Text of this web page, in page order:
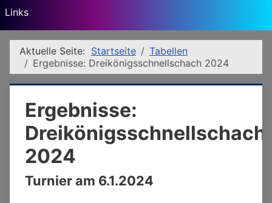
Links
Aktuelle Seite: Startseite
Tabellen
Ergebnisse: Dreikönigsschnellschach 2024
Ergebnisse:
Dreikönigsschnellschach
2024
Turnier am 6.1.2024